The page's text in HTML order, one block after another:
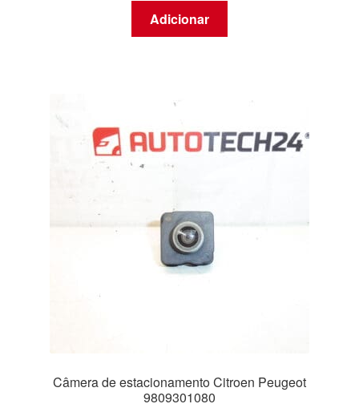
Adicionar
Câmera de estacionamento Citroen Peugeot
9809301080